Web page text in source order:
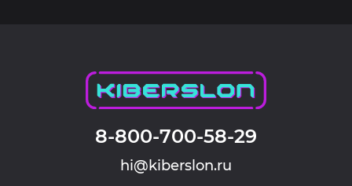
8-800-700-58-29
hi@kiberslon.ru